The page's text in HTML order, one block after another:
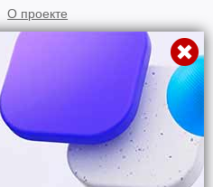
О проекте
Для авторов
Договор пользования
Использование материалов
Подписка